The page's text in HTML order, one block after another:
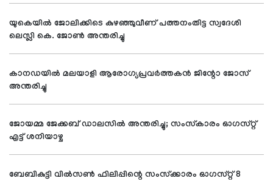
യുകെയില്‍ ജോലിക്കിടെ കുഴഞ്ഞുവീണ് പത്തനംതിട്ട സ്വദേശി
ലെസ്ലി കെ. ജോണ്‍ അന്തരിച്ചു
കാനഡയില്‍ മലയാളി ആരോഗ്യപ്രവര്‍ത്തകന്‍ ജിന്റോ ജോസ്
അന്തരിച്ചു
ജോയമ്മ ജേക്കബ് ഡാലസില്‍ അന്തരിച്ചു; സംസ്‌കാരം ഓഗസ്റ്റ്
എട്ട് ശനിയാഴ്ച
ബേബികുട്ടി വില്‍സണ്‍ ഫിലിപ്പിന്റെ സംസ്‌ക്കാരം ഓഗസ്റ്റ് 8